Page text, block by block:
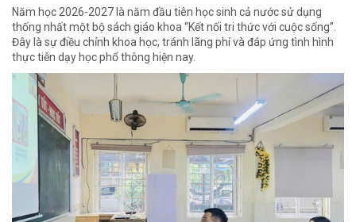
Năm học 2026-2027 là năm đầu tiên học sinh cả nước sử dụng
thống nhất một bộ sách giáo khoa “Kết nối tri thức với cuộc sống”.
Đây là sự điều chỉnh khoa học, tránh lãng phí và đáp ứng tình hình
thực tiễn dạy học phổ thông hiện nay.